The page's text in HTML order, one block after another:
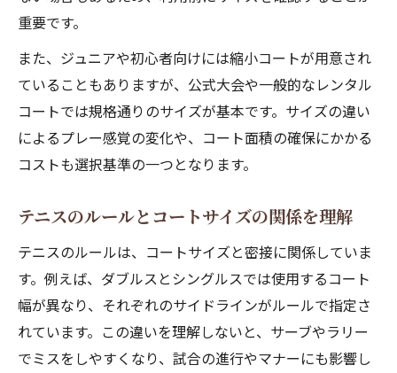
重要です。
また、ジュニアや初心者向けには縮小コートが用意され
ていることもありますが、公式大会や一般的なレンタル
コートでは規格通りのサイズが基本です。サイズの違い
によるプレー感覚の変化や、コート面積の確保にかかる
コストも選択基準の一つとなります。
テニスのルールとコートサイズの関係を理解
テニスのルールは、コートサイズと密接に関係していま
す。例えば、ダブルスとシングルスでは使用するコート
幅が異なり、それぞれのサイドラインがルールで指定さ
れています。この違いを理解しないと、サーブやラリー
でミスをしやすくなり、試合の進行やマナーにも影響し